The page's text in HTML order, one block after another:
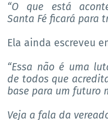
“O que está
Santa Fé ficará para
Ela ainda escreveu
“Essa não é uma
de todos que
base para um futuro
Veja a fala da